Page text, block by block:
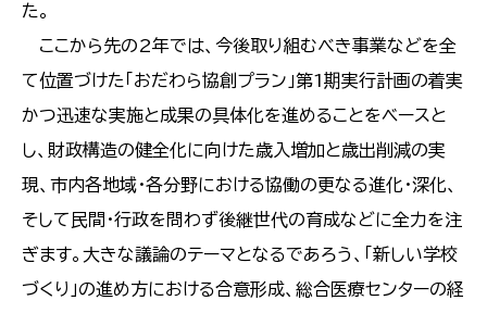
た。
ここから先の2年では、今後取り組むべき事業などを全
て位置づけた「おだわら協創プラン」第1期実行計画の着実
かつ迅速な実施と成果の具体化を進めることをベースと
し、財政構造の健全化に向けた歳入増加と歳出削減の実
現、市内各地域・各分野における協働の更なる進化・深化、
そして民間・行政を問わず後継世代の育成などに全力を注
ぎます。大きな議論のテーマとなるであろう、「新しい学校
づくり」の進め方における合意形成、総合医療センターの経